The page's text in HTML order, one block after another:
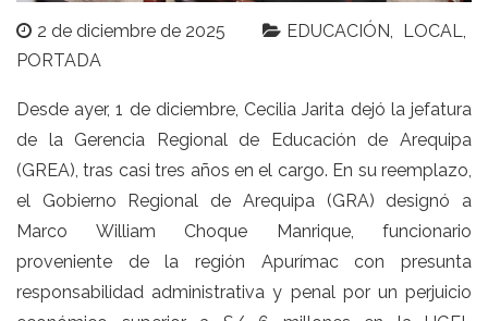
2 de diciembre de 2025 EDUCACIÓN
LOCAL
PORTADA
Desde ayer, 1 de diciembre, Cecilia Jarita dejó la jefatura
de la Gerencia Regional de Educación de Arequipa
(GREA), tras casi tres años en el cargo. En su reemplazo,
el Gobierno Regional de Arequipa (GRA) designó a
Marco William Choque Manrique, funcionario
proveniente de la región Apurímac con presunta
responsabilidad administrativa y penal por un perjuicio